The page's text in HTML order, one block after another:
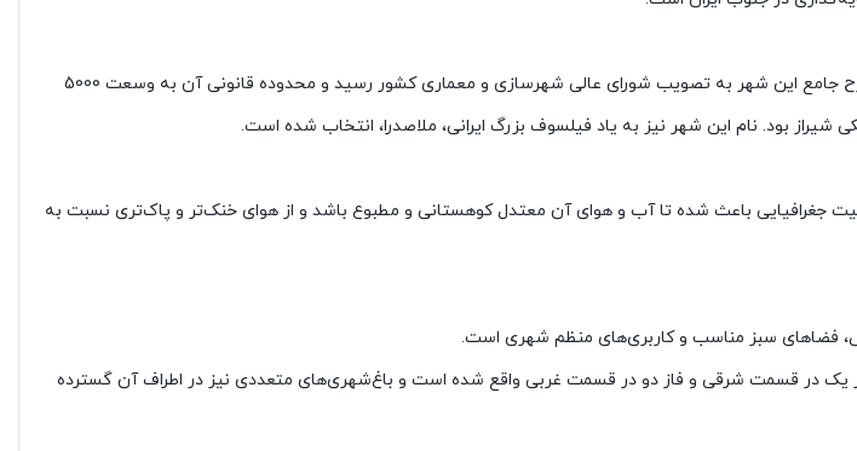
ایده تأسیس شهر جدید صدرا در سال 1368 مطرح و مطالعات و طراحی آن آغاز گردید. در سال 1374، طرح جامع این شهر به تصویب شورای عالی شهرسازی و معماری کشور رسید و محدوده قانونی آن به وسعت 5000
بود. نام این شهر نیز به یاد فیلسوف بزرگ ایرانی، ملاصدرا، انتخاب شده است.
از شیراز قرار گرفته است. این موقعیت جغرافیایی باعث شده تا آب و هوای آن معتدل کوهستانی و مطبوع باشد و از هوای خنک‌تر و پاک‌تری نسبت به
فضاهای سبز مناسب و کاربری‌های منظم شهری است.
یک در قسمت شرقی و فاز دو در قسمت غربی واقع شده است و باغ‌شهری‌های متعددی نیز در اطراف آن گسترده